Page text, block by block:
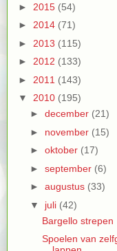
► 2015 (54)
► 2014 (71)
► 2013 (115)
► 2012 (133)
► 2011 (143)
▼ 2010 (195)
► december (21)
► november (15)
► oktober (17)
► september (6)
► augustus (33)
▼ juli (42)
Bargello strepen
Spoelen van